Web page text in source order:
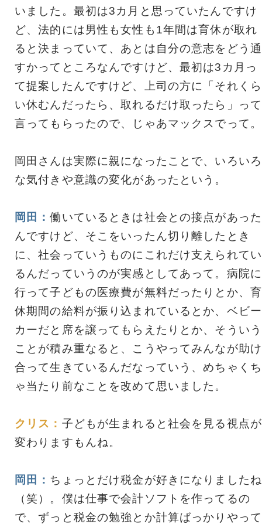
いました。最初は3カ月と思っていたんですけ
ど、法的には男性も女性も1年間は育休が取れ
ると決まっていて、あとは自分の意志をどう通
すかってところなんですけど、最初は3カ月っ
て提案したんですけど、上司の方に「それくら
い休むんだったら、取れるだけ取ったら」って
言ってもらったので、じゃあマックスでって。
岡田さんは実際に親になったことで、いろいろ
な気付きや意識の変化があったという。
岡田：働いているときは社会との接点があった
んですけど、そこをいったん切り離したとき
に、社会っていうものにこれだけ支えられてい
るんだっていうのが実感としてあって。病院に
行って子どもの医療費が無料だったりとか、育
休期間の給料が振り込まれているとか、ベビー
カーだと席を譲ってもらえたりとか、そういう
ことが積み重なると、こうやってみんなが助け
合って生きているんだなっていう、めちゃくち
ゃ当たり前なことを改めて思いました。
クリス： 子どもが生まれると社会を見る視点が
変わりますもんね。
岡田： ちょっとだけ税金が好きになりましたね
（笑）。僕は仕事で会計ソフトを作ってるの
で、ずっと税金の勉強とか計算ばっかりやって